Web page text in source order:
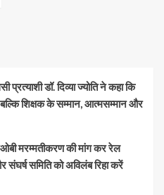
प्रत्याशी डॉ. दिव्या ज्योति ने कहा कि
शिक्षक के सम्मान, आत्मसम्मान और
मरम्मतीकरण की मांग कर रेल
समिति को अविलंब रिहा करें